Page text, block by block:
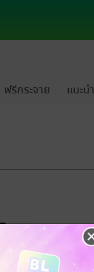
ฟรีกระจาย แนะนำ
ชมค่ะ